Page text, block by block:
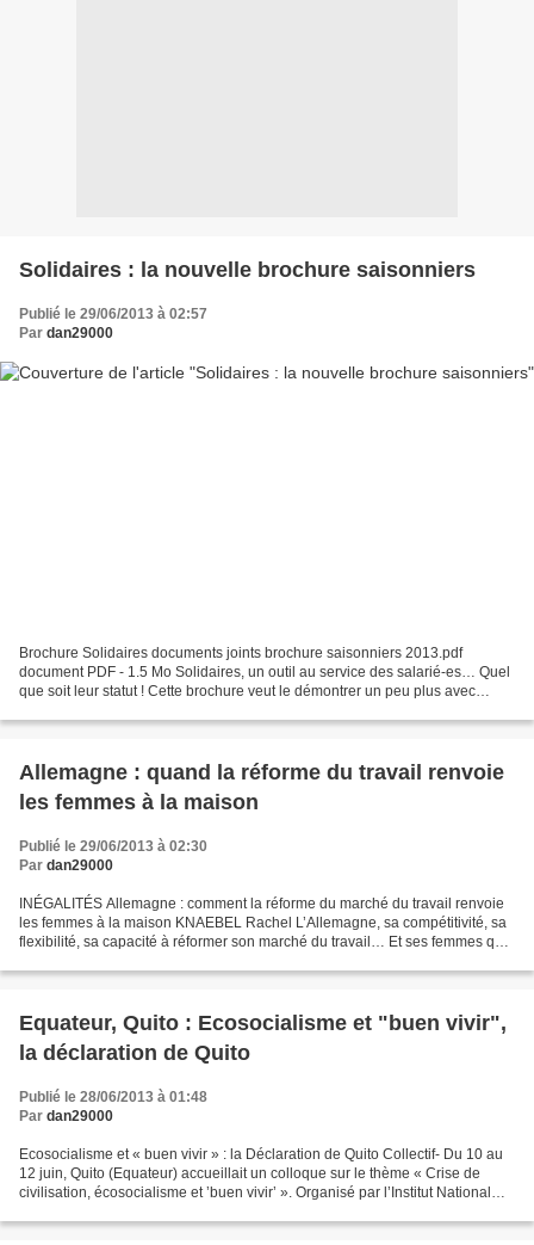
Solidaires : la nouvelle brochure saisonniers
Publié le 29/06/2013 à 02:57
Par dan29000
Brochure Solidaires documents joints brochure saisonniers 2013.pdf
document PDF - 1.5 Mo Solidaires, un outil au service des salarié-es… Quel
que soit leur statut ! Cette brochure veut le démontrer un peu plus avec
Allemagne : quand la réforme du travail renvoie
les femmes à la maison
Publié le 29/06/2013 à 02:30
Par dan29000
INÉGALITÉS Allemagne : comment la réforme du marché du travail renvoie
les femmes à la maison KNAEBEL Rachel L’Allemagne, sa compétitivité, sa
flexibilité, sa capacité à réformer son marché du travail… Et ses femmes que
Equateur, Quito : Ecosocialisme et "buen vivir",
la déclaration de Quito
Publié le 28/06/2013 à 01:48
Par dan29000
Ecosocialisme et « buen vivir » : la Déclaration de Quito Collectif- Du 10 au
12 juin, Quito (Equateur) accueillait un colloque sur le thème « Crise de
civilisation, écosocialisme et ’buen vivir’ ». Organisé par l’Institut National